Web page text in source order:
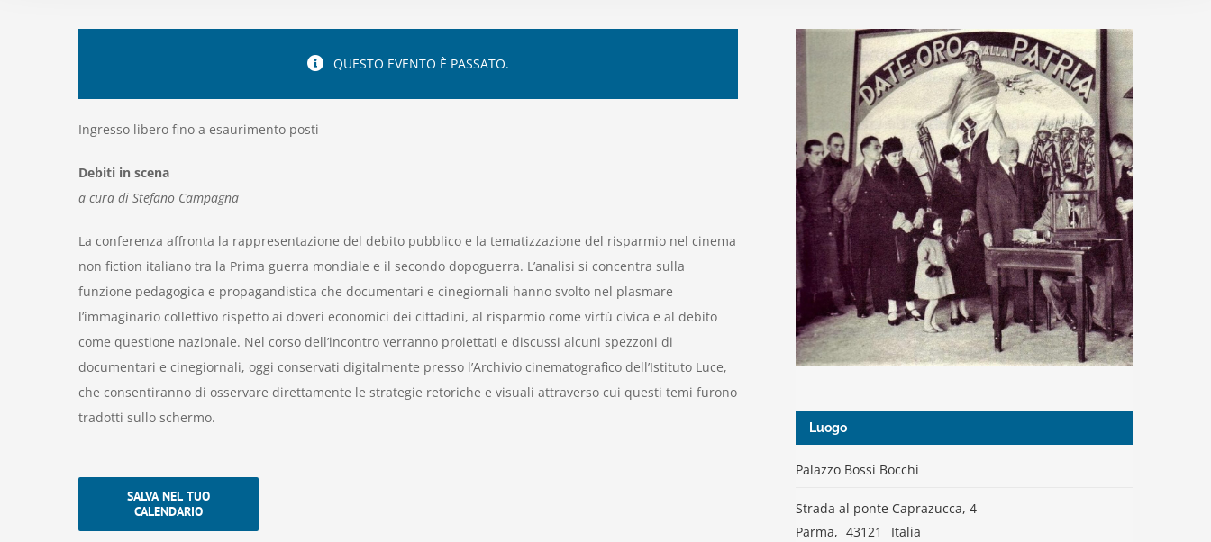
QUESTO EVENTO È PASSATO.
Ingresso libero fino a esaurimento posti
Debiti in scena
a cura di Stefano Campagna
La conferenza affronta la rappresentazione del debito pubblico e la tematizzazione del risparmio nel cinema
non fiction italiano tra la Prima guerra mondiale e il secondo dopoguerra. L’analisi si concentra sulla
funzione pedagogica e propagandistica che documentari e cinegiornali hanno svolto nel plasmare
l’immaginario collettivo rispetto ai doveri economici dei cittadini, al risparmio come virtù civica e al debito
come questione nazionale. Nel corso dell’incontro verranno proiettati e discussi alcuni spezzoni di
documentari e cinegiornali, oggi conservati digitalmente presso l’Archivio cinematografico dell’Istituto Luce,
che consentiranno di osservare direttamente le strategie retoriche e visuali attraverso cui questi temi furono
tradotti sullo schermo.
SALVA NEL TUO
CALENDARIO
Luogo
Palazzo Bossi Bocchi
Strada al ponte Caprazucca, 4
Parma, 43121
Italia